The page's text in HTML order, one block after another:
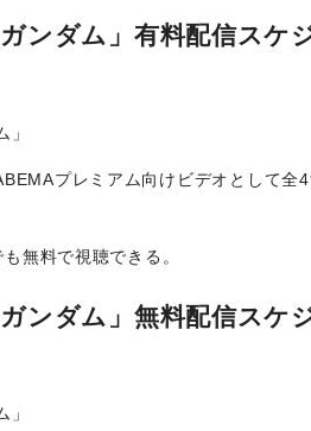
ガンダム」有料配信スケ
」
プレミアム向けビデオとして全
無料で視聴できる。
ガンダム」無料配信スケ
」